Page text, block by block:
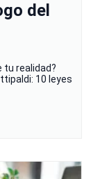
del
tu realidad?
10 leyes